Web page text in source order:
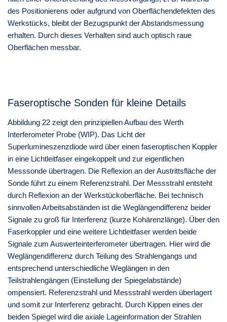
des Positionierens oder aufgrund von Oberflächendefekten des
Werkstücks, bleibt der Bezugspunkt der Abstandsmessung
erhalten. Durch dieses Verhalten sind auch optisch raue
Oberflächen messbar.
Faseroptische Sonden für kleine Details
Abbildung 22 zeigt den prinzipiellen Aufbau des Werth
Interferometer Probe (WIP). Das Licht der
Superlumineszenzdiode wird über einen faseroptischen Koppler
in eine Lichtleitfaser eingekoppelt und zur eigentlichen
Messsonde übertragen. Die Reflexion an der Austrittsfläche der
Sonde führt zu einem Referenzstrahl. Der Messstrahl entsteht
durch Reflexion an der Werkstückoberfläche. Bei technisch
sinnvollen Arbeitsabständen ist die Weglängendifferenz beider
Signale zu groß für Interferenz (kurze Kohärenzlänge). Über den
Faserkoppler und eine weitere Lichtleitfaser werden beide
Signale zum Auswerteinterferometer übertragen. Hier wird die
Weglängendifferenz durch Teilung des Strahlengangs und
entsprechend unterschiedliche Weglängen in den
Teilstrahlengängen (Einstellung der Spiegelabstände)
ompensiert. Referenzstrahl und Messstrahl werden überlagert
und somit zur Interferenz gebracht. Durch Kippen eines der
beiden Spiegel wird die axiale Lageinformation der Strahlen